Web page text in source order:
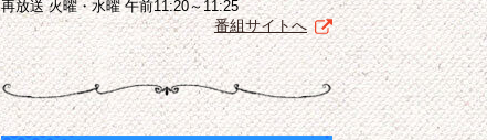
再放送 火曜・水曜 午前11:20～11:25
番組サイトへ